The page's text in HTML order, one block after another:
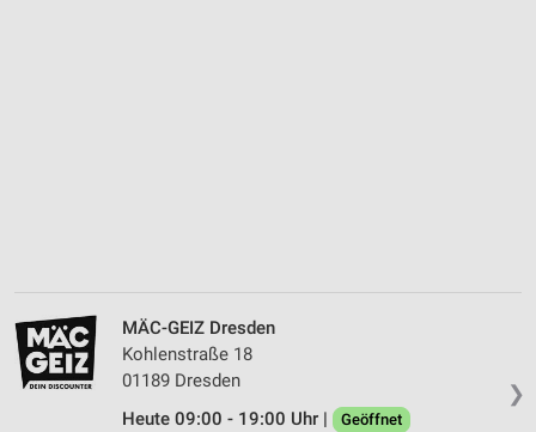
❯
MÄC-GEIZ Dresden
Kohlenstraße 18
01189 Dresden
Heute 09:00 - 19:00 Uhr |
Geöffnet